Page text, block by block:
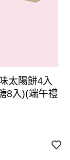
太陽餅4入
8入)(端午禮